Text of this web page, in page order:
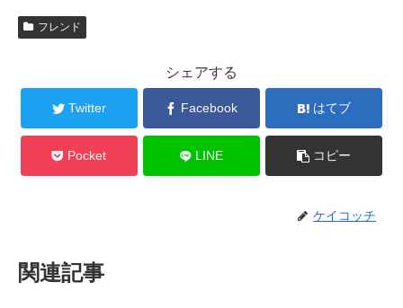
フレンド
シェアする
Twitter Facebook はてブ
Pocket LINE コピー
ケイコッチ
関連記事